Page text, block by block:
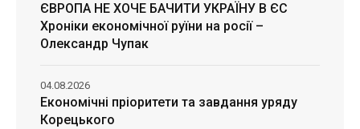
ЄВРОПА НЕ ХОЧЕ БАЧИТИ УКРАЇНУ В ЄС
Хроніки економічної руїни на росії –
Олександр Чупак
Економічні пріоритети та завдання уряду
Корецького
04.08.2026